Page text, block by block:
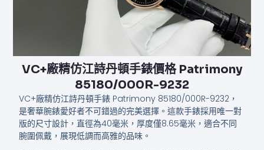
VC+廠精仿江詩丹頓手錶價格​​​​​​ Patrimony
85180/000R-9232
VC+廠精仿江詩丹頓手錶 Patrimony 85180/000R-9232，
是奢華腕錶愛好者不可錯過的完美選擇。這款手錶採用唯一對
版的尺寸設計，直徑為40毫米，厚度僅8.65毫米，適合不同
腕圍佩戴，展現低調而高雅的品味。